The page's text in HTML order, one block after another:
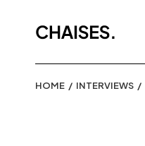
HOME INTERVIEWS